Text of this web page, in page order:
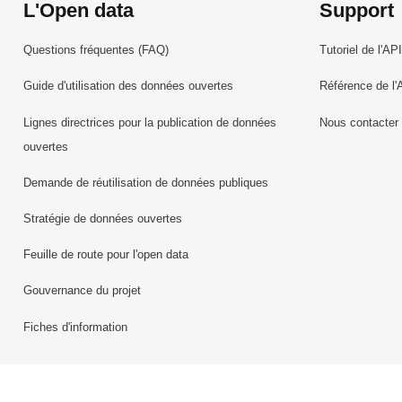
L'Open data
Questions fréquentes (FAQ)
Guide d'utilisation des données ouvertes
Lignes directrices pour la publication de données
ouvertes
Demande de réutilisation de données publiques
Stratégie de données ouvertes
Feuille de route pour l'open data
Gouvernance du projet
Fiches d'information
Support
Tutoriel de l'API
Référence de
Nous contacter